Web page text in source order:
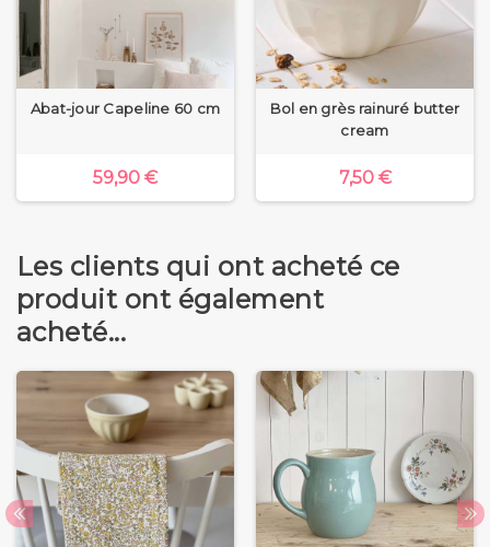
Abat-jour Capeline 60 cm
59,90 €
Bol en grès rainuré butter
cream
7,50 €
Les clients qui ont acheté ce
produit ont également
acheté...